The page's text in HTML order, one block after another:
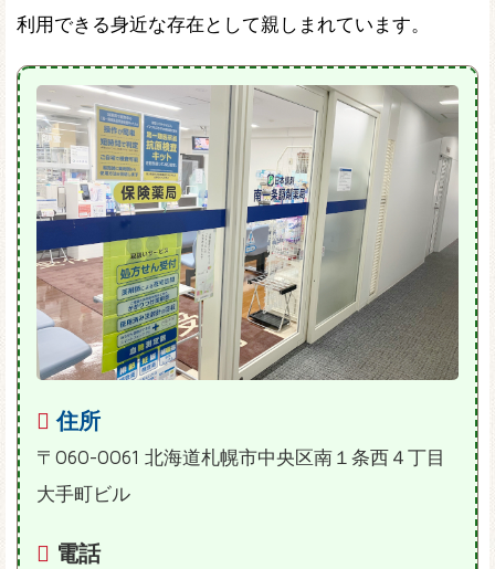
利用できる身近な存在として親しまれています。
住所
〒060-0061 北海道札幌市中央区南１条西４丁目
大手町ビル
電話